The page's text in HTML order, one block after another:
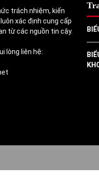
trách nhiệm, kiến
xác định cung cấp
từ các nguồn tin cậy.
lòng liên hệ: